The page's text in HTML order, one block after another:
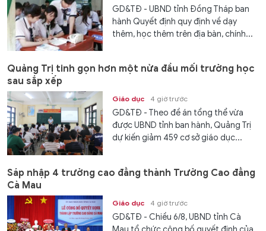
GD&TĐ - UBND tỉnh Đồng Tháp ban
hành Quyết định quy định về dạy
thêm, học thêm trên địa bàn, chính...
Quảng Trị tinh gọn hơn một nửa đầu mối trường học
sau sắp xếp
Giáo dục 4 giờ trước
GD&TĐ - Theo đề án tổng thể vừa
được UBND tỉnh ban hành, Quảng Trị
dự kiến giảm 459 cơ sở giáo dục...
Sáp nhập 4 trường cao đẳng thành Trường Cao đẳng
Cà Mau
Giáo dục 4 giờ trước
GD&TĐ - Chiều 6/8, UBND tỉnh Cà